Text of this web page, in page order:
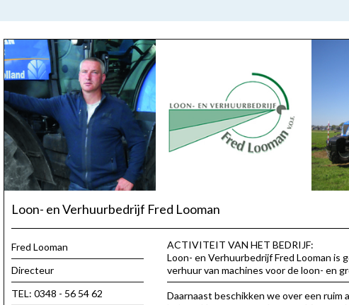
Loon- en Verhuurbedrijf Fred Looman
Fred Looman
Directeur
TEL: 0348 - 56 54 62
ACTIVITEIT VAN HET BEDRIJF:
Loon- en Verhuurbedrijf Fred Looman is
verhuur van machines voor de loon- en
Daarnaast beschikken we over een ruim